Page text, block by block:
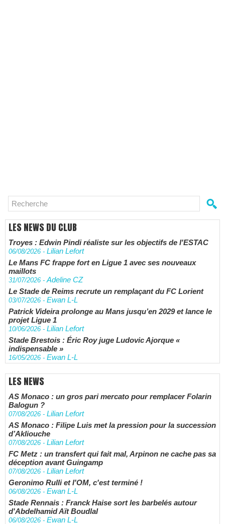
LES NEWS DU CLUB
Troyes : Edwin Pindi réaliste sur les objectifs de l'ESTAC
06/08/2026 - Lilian Lefort
Le Mans FC frappe fort en Ligue 1 avec ses nouveaux
maillots
31/07/2026 -Adeline CZ
Le Stade de Reims recrute un remplaçant du FC Lorient
03/07/2026 - Ewan L-L
Patrick Videira prolonge au Mans jusqu’en 2029 et lance le
projet Ligue 1
10/06/2026 - Lilian Lefort
Stade Brestois : Éric Roy juge Ludovic Ajorque «
indispensable »
16/05/2026 - Ewan L-L
LES NEWS
AS Monaco : un gros pari mercato pour remplacer Folarin
Balogun ?
07/08/2026 - Lilian Lefort
AS Monaco : Filipe Luis met la pression pour la succession
d’Akliouche
07/08/2026 - Lilian Lefort
FC Metz : un transfert qui fait mal, Arpinon ne cache pas sa
déception avant Guingamp
07/08/2026 - Lilian Lefort
Geronimo Rulli et l'OM, c'est terminé !
06/08/2026 - Ewan L-L
Stade Rennais : Franck Haise sort les barbelés autour
d'Abdelhamid Aït Boudlal
06/08/2026 - Ewan L-L